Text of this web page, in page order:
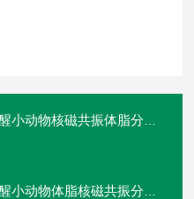
动物核磁共振体脂分析仪
动物体脂核磁共振分析仪